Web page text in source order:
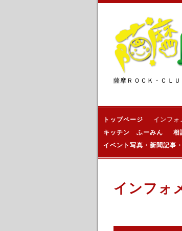
薩摩ＲＯＣＫ・ＣＬ
トップページ インフォ
キッチン ふーみん
相
イベント写真・新聞記事
インフォ